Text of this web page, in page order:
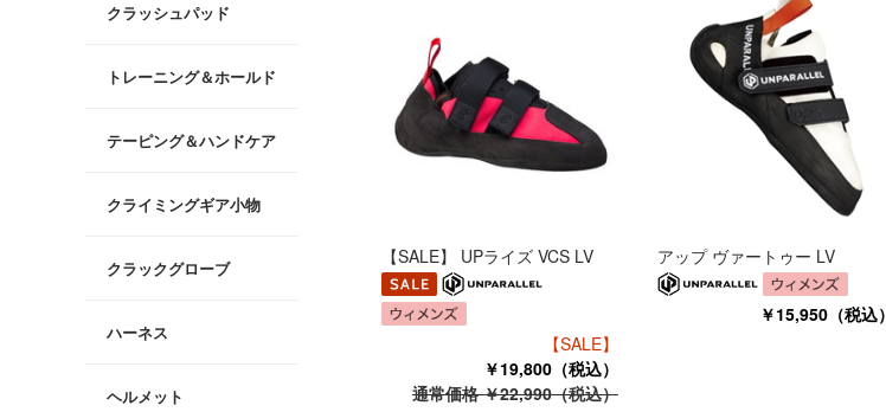
クラッシュパッド
トレーニング＆ホールド
テーピング＆ハンドケア
クライミングギア小物
クラックグローブ
ハーネス
ヘルメット
【SALE】 UPライズ VCS LV
【SALE】
￥19,800（税込）
通常価格 ￥22,990（税込）
アップ ヴァートゥー LV
￥15,950（税込）